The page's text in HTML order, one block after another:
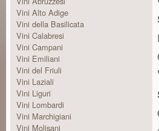
Vini Alto Adige
Vini della Basilicata
Vini Calabresi
Vini Campani
Vini Emiliani
Vini del Friuli
Vini Laziali
Vini Liguri
Vini Lombardi
Vini Marchigiani
Vini Molisani